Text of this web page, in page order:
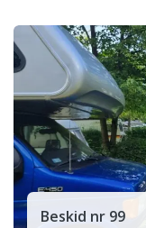
Beskid nr 99